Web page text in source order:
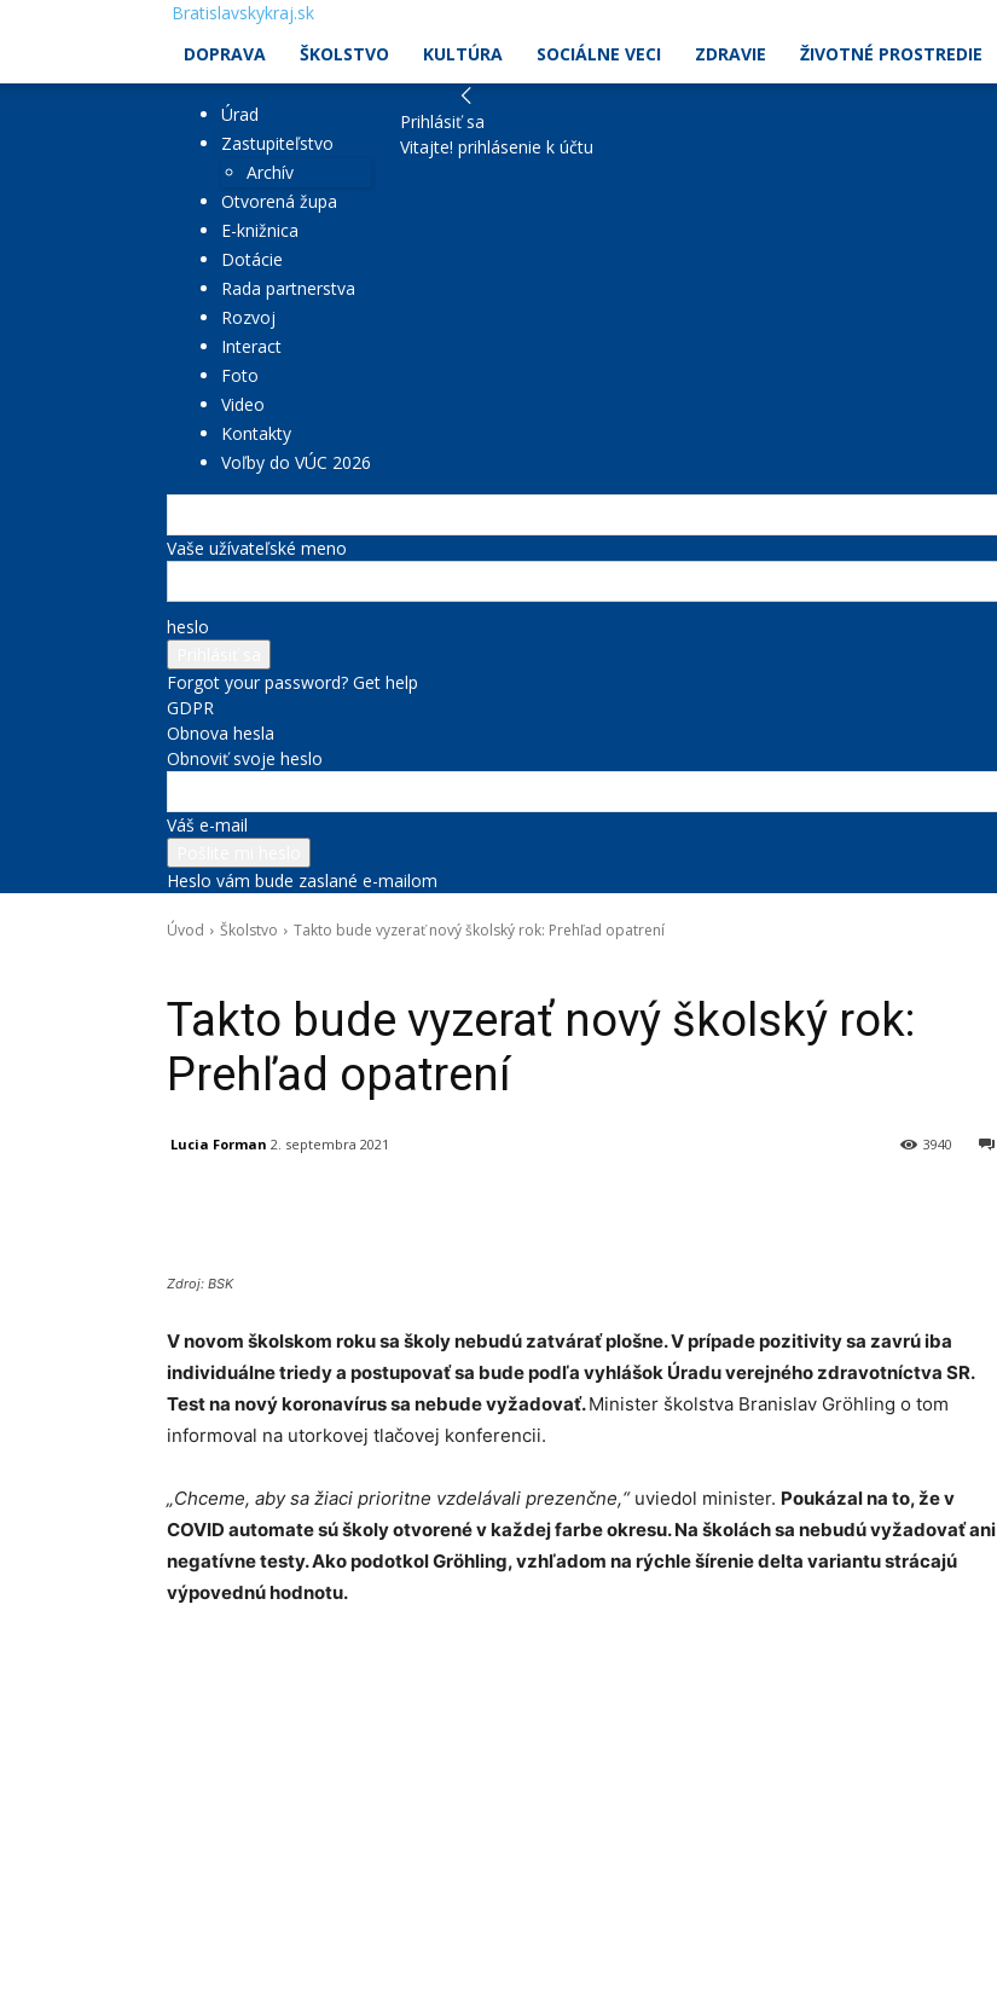
Bratislavskykraj.sk
DOPRAVA
ŠKOLSTVO KULTÚRA SOCIÁLNE VECI ZDRAVIE ŽIVOTNÉ PROSTREDIE
Úrad
Zastupiteľstvo
Archív
Otvorená župa
E-knižnica
Dotácie
Rada partnerstva
Rozvoj
Interact
Foto
Video
Kontakty
Voľby do VÚC 2026
Prihlásiť sa
Vitajte! prihlásenie k účtu
Vaše užívateľské meno
heslo
Forgot your password? Get help
GDPR
Obnova hesla
Obnoviť svoje heslo
Váš e-mail
Heslo vám bude zaslané e-mailom
Úvod Školstvo Takto bude vyzerať nový školský rok: Prehľad opatrení
Takto bude vyzerať nový školský rok:
Prehľad opatrení
Lucia Forman 2. septembra 2021 3940
Zdroj: BSK
V novom školskom roku sa školy nebudú zatvárať plošne. V prípade pozitivity sa zavrú iba
individuálne triedy a postupovať sa bude podľa vyhlášok Úradu verejného zdravotníctva SR.
Test na nový koronavírus sa nebude vyžadovať.Minister školstva Branislav Gröhling o tom
informoval na utorkovej tlačovej konferencii.
„Chceme, aby sa žiaci prioritne vzdelávali prezenčne,“ uviedol minister. Poukázal na to, že v
COVID automate sú školy otvorené v každej farbe okresu. Na školách sa nebudú vyžadovať ani
negatívne testy. Ako podotkol Gröhling, vzhľadom na rýchle šírenie delta variantu strácajú
výpovednú hodnotu.